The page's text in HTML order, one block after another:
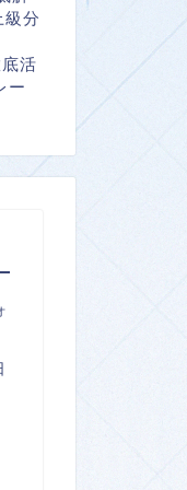
級分
活
ー